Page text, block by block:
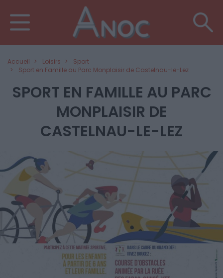
Accueil Loisirs
Sport
Sport en Famille au Parc Monplaisir de Castelnau-le-Lez
SPORT EN FAMILLE AU PARC
MONPLAISIR DE
CASTELNAU-LE-LEZ